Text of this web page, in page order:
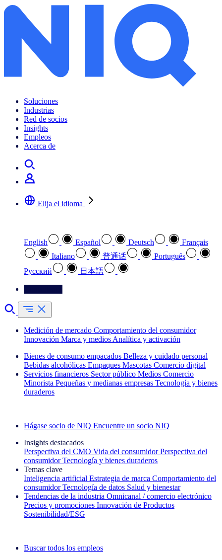
Soluciones
Industrias
Red de socios
Insights
Empleos
Acerca de
Elija el idioma
English Español Deutsch
Français
Italiano
普通话
Português
Pусский
日本語
Medición de mercado Comportamiento del consumidor
Innovación Marca y medios Analítica y activación
Bienes de consumo empacados Belleza y cuidado personal
Bebidas alcohólicas Empaques Mascotas Comercio digital
Servicios financieros Sector público Medios Comercio
Minorista Pequeñas y medianas empresas Tecnología y bienes
duraderos
Hágase socio de NIQ Encuentre un socio NIQ
Insights destacados
Perspectiva del CMO Vida del consumidor Perspectiva del
consumidor Tecnología y bienes duraderos
Temas clave
Inteligencia artificial Estrategia de marca Comportamiento del
consumidor Tecnología de datos Salud y bienestar
Tendencias de la industria Omnicanal / comercio electrónico
Precios y promociones Innovación de Productos
Sostenibilidad/ESG
Buscar todos los empleos